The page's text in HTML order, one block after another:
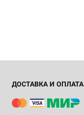
ДОСТАВКА И ОПЛАТА